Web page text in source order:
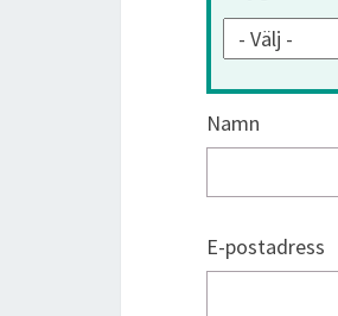
Namn
E-postadress